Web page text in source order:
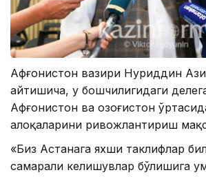
Афғонистон вазири Нуриддин
айтишича, у бошчилигидаги
Афғонистон ва Қозоғистон
алоқаларини ривожлантириш
«Биз Астанага яхши таклифлар
самарали келишувлар бўлишига